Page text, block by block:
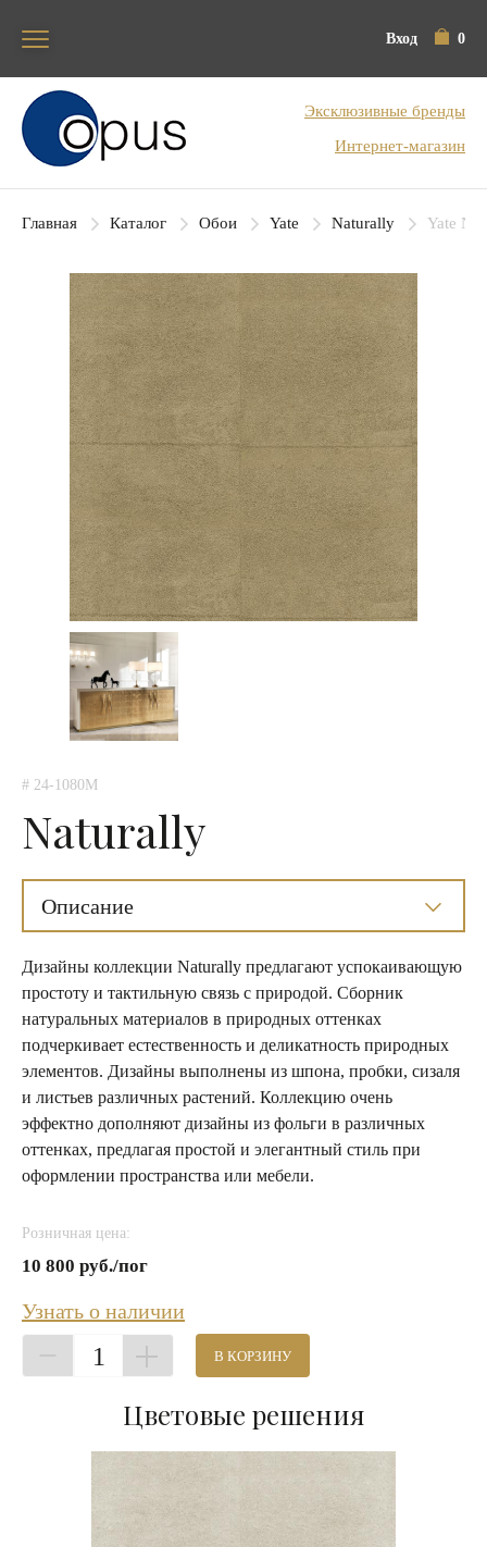
Вход 0
Блок поиска
Эксклюзивные бренды
Интернет-магазин
Главная Каталог Обои Yate Naturally Yate
# 24-1080M
Naturally
Описание
Дизайны коллекции Naturally предлагают успокаивающую
простоту и тактильную связь с природой. Сборник
натуральных материалов в природных оттенках
подчеркивает естественность и деликатность природных
элементов. Дизайны выполнены из шпона, пробки, сизаля
и листьев различных растений. Коллекцию очень
эффектно дополняют дизайны из фольги в различных
оттенках, предлагая простой и элегантный стиль при
оформлении пространства или мебели.
Розничная цена:
10 800 руб./пог
Узнать о наличии
1 В КОРЗИНУ
Цветовые решения